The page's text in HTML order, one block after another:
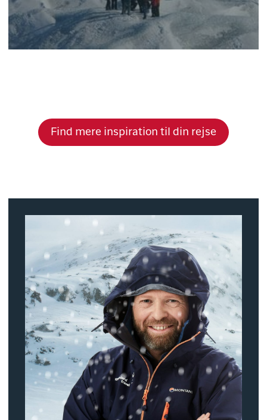
Find mere inspiration til din rejse